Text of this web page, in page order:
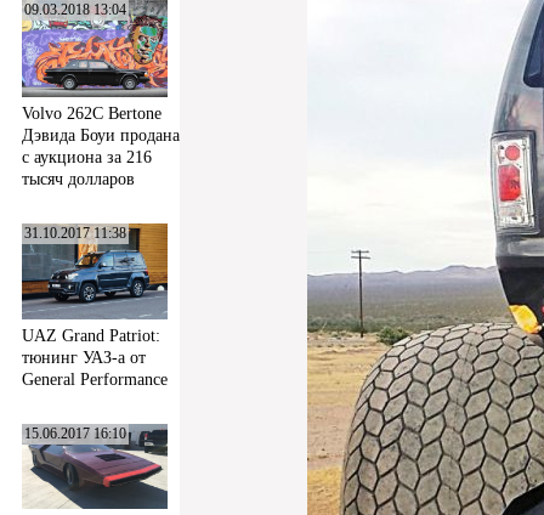
09.03.2018 13:04
Volvo 262C Bertone
Дэвида Боуи продана
с аукциона за 216
тысяч долларов
31.10.2017 11:38
UAZ Grand Patriot:
тюнинг УАЗ-а от
General Performance
15.06.2017 16:10